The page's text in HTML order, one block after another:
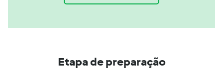
Etapa de preparação